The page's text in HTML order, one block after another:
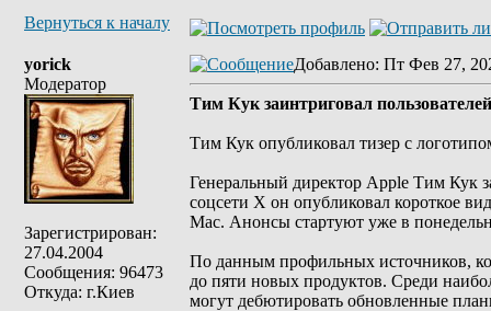
Вернуться к началу
yorick
Модератор
Зарегистрирован:
27.04.2004
Сообщения: 96473
Откуда: г.Киев
Добавлено: Пт Фев 27,
Тим Кук заинтриговал
Тим Кук опубликовал тизер с
Генеральный директор Apple Тим Кук
соцсети X он опубликовал короткое
Mac. Анонсы стартуют уже в
По данным профильных источников,
до пяти новых продуктов. Среди
могут дебютировать обновленные